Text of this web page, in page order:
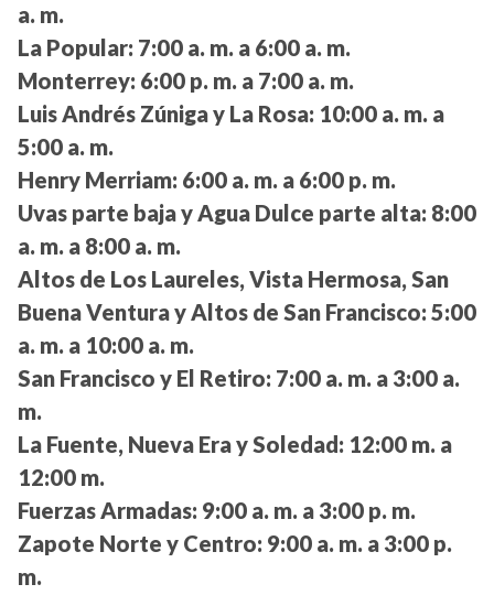
a. m.
La Popular: 7:00 a. m. a 6:00 a. m.
Monterrey: 6:00 p. m. a 7:00 a. m.
Luis Andrés Zúniga y La Rosa: 10:00 a. m. a
5:00 a. m.
Henry Merriam: 6:00 a. m. a 6:00 p. m.
Uvas parte baja y Agua Dulce parte alta: 8:00
a. m. a 8:00 a. m.
Altos de Los Laureles, Vista Hermosa, San
Buena Ventura y Altos de San Francisco: 5:00
a. m. a 10:00 a. m.
San Francisco y El Retiro: 7:00 a. m. a 3:00 a.
m.
La Fuente, Nueva Era y Soledad: 12:00 m. a
12:00 m.
Fuerzas Armadas: 9:00 a. m. a 3:00 p. m.
Zapote Norte y Centro: 9:00 a. m. a 3:00 p.
m.